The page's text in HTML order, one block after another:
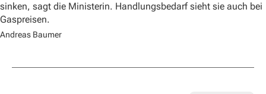
sinken, sagt die Ministerin. Handlungsbedarf sieht sie auch bei
Gaspreisen.
Andreas Baumer